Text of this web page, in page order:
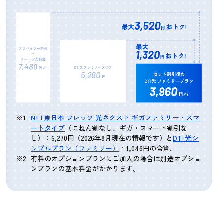
NTT東日本 フレッツ 光ネクスト ギガファミリー・スマ
ートタイプ （にねん割なし、ギガ・スマート割引な
し）：6,270円（2026年8月現在の情報です）とDTI 光シ
ンプルプラン（ファミリー）
：1,046円の合算。
有料のオプションプランにご加入の場合は別途オプショ
ンプランの基本料金がかかります。